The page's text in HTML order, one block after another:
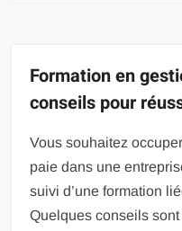
Formation en
conseils pour
Vous souhaitez
paie dans une
suivi d’une formation
Quelques conseils